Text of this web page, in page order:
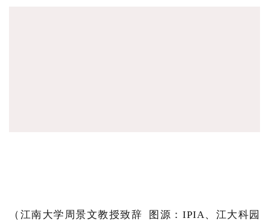
（江南大学周景文教授致辞 图源：IPIA、江大科园